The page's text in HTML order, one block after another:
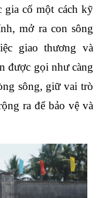
gia cố một cách kỹ
mở ra con sông
giao thương và
được gọi như càng
sông, giữ vai trò
ra để bảo vệ và